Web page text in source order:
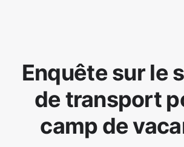
Enquête sur le
de transport
camp de